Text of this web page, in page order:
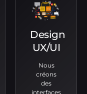
Design
UX/UI
Nous
créons
des
interfaces